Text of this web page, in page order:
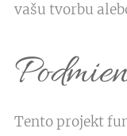
vašu tvorbu
Tento projekt